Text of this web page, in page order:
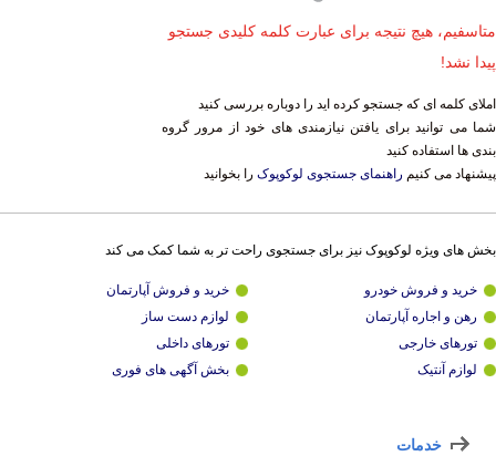
هیچ نتیجه برای عبارت کلمه کلیدی جستجو
نشد!
کلمه ای که جستجو کرده اید را دوباره بررسی کنید
می توانید برای یافتن نیازمندی های خود از مرور گروه
ها استفاده کنید
می کنیمراهنمای جستجوی لوکوپوکرا بخوانید
های ویژه لوکوپوک نیز برای جستجوی راحت تر به شما کمک می کند
خرید و فروش خودرو
خرید و فروش آپارتمان
رهن و اجاره آپارتمان
لوازم دست ساز
تورهای خارجی
تورهای داخلی
لوازم آنتیک
بخش آگهی های فوری
خدمات